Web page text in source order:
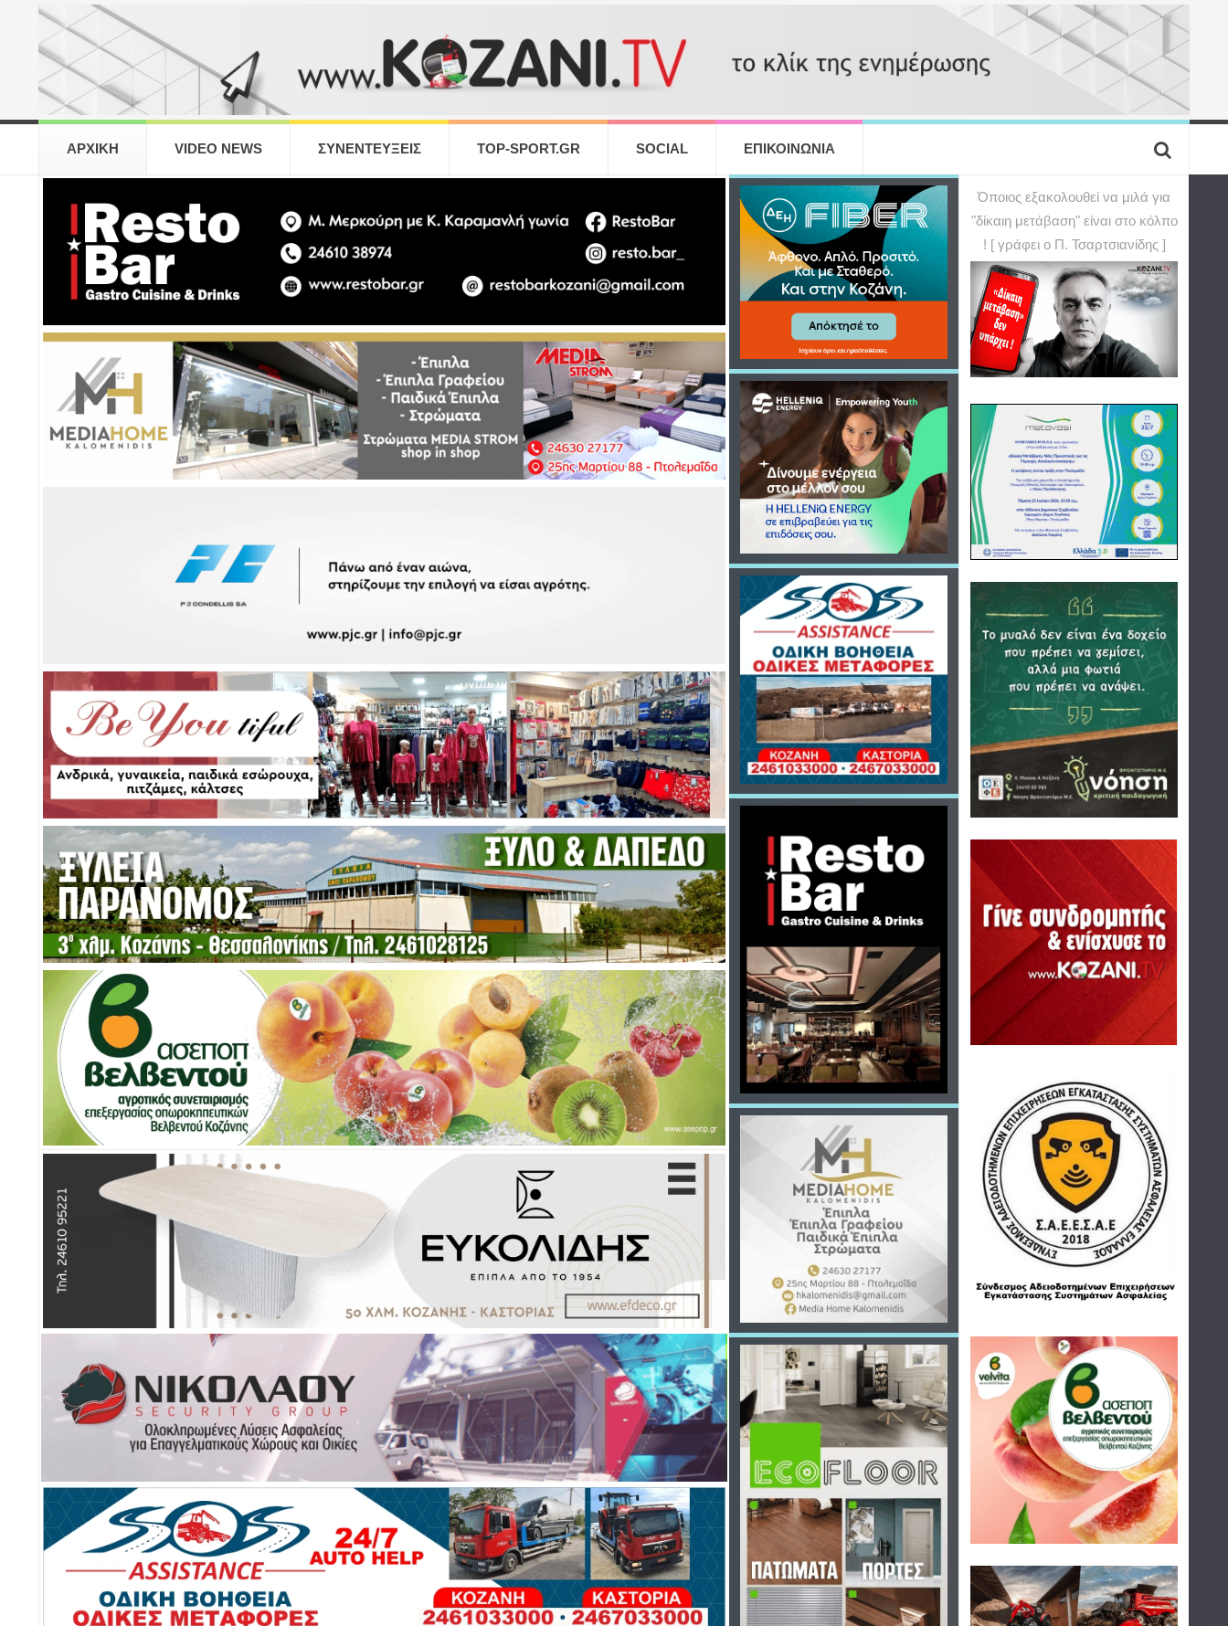
ΑΡΧΙΚΗ VIDEO NEWS ΣΥΝΕΝΤΕΥΞΕΙΣ TOP-SPORT.GR SOCIAL ΕΠΙΚΟΙΝΩΝΙΑ
Όποιος εξακολουθεί να μιλά για
"δίκαιη μετάβαση" είναι στο κόλπο
! [ γράφει ο Π. Τσαρτσιανίδης ]